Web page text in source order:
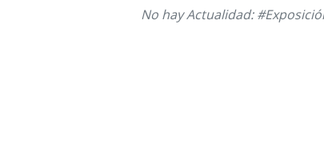
No hay Actualidad: